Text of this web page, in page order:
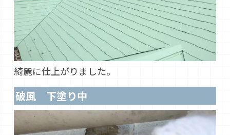
綺麗に仕上がりました。
破風 下塗り中